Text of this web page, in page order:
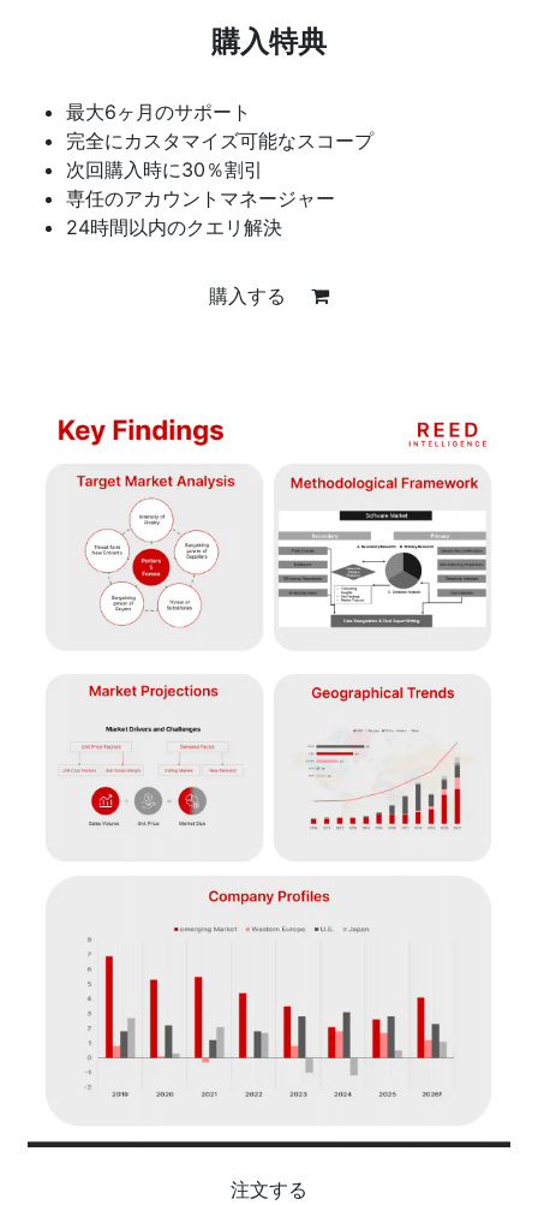
購入特典
最大6ヶ月のサポート
完全にカスタマイズ可能なスコープ
次回購入時に30％割引
専任のアカウントマネージャー
24時間以内のクエリ解決
購入する
注文する